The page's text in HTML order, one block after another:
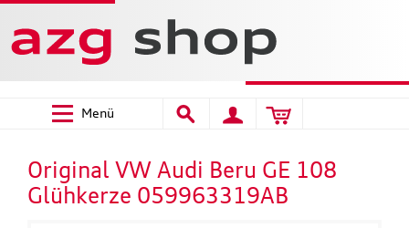
Menü
Original VW Audi Beru GE 108
Glühkerze 059963319AB